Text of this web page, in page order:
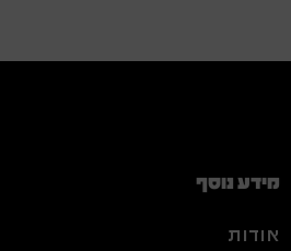
מידע נוסף
אודות